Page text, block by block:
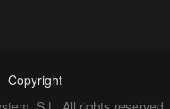
Copyright